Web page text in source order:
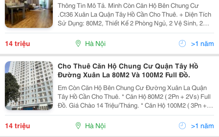
Thông Tin Mô Tả. Mình Còn Căn Hộ Bên Chung Cư
.Ct36 Xuân La Quận Tây Hồ Cần Cho Thuê. + Diện Tích
Sử Dụng: 80M2, Thiết Kế 2 Phòng Ngủ, 2 Vệ Sinh, 2
Ban Công. Full Đồ. Giá Cho Thuê: 14 Triệu/Tháng. +
Diện Tích Sử Dụng: 100M2, Thiết Kế 3 Phòng Ngủ,...
14 triệu Hà Nội >1 năm
Cho Thuê Căn Hộ Chung Cư Quận Tây Hồ
Đường Xuân La 80M2 Và 100M2 Full Đồ.
Em Còn Căn Hộ Bên Chung Cư Đường Xuân La Quận
Tây Hồ Cần Cho Thuê. * Căn Hộ 80M2 ( 2Pn + 2Vs) Full
Đồ. Giá Chào 14 Triệu/Tháng. * Căn Hộ 100M2 ( 3Pn + 2
Vs) Full Đồ. Giá Chào 17 Triệu/Tháng. Nhà Đang Trống.
Liên Hệ: 0946 366 127 Em Trung.
14 triệu Hà Nội >1 năm